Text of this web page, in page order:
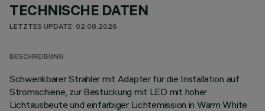
TECHNISCHE DATEN
LETZTES UPDATE: 02.08.2026
BESCHREIBUNG
Schwenkbarer Strahler mit Adapter für die Installation auf
Stromschiene, zur Bestückung mit LED mit hoher
Lichtausbeute und einfarbiger Lichtemission in Warm White